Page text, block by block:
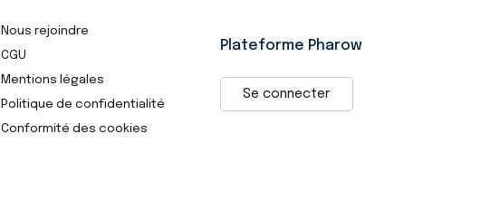
Nous rejoindre
CGU
Mentions légales
Politique de confidentialité
Conformité des cookies
Plateforme Pharow
Se connecter